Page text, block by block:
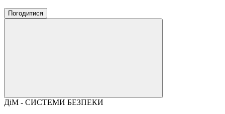
Погодитися
ДіМ - СИСТЕМИ БЕЗПЕКИ